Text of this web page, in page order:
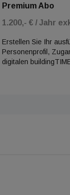
Premium Abo
1.200,- € / Jahr
Erstellen Sie Ihr
Personenprofil,
digitalen